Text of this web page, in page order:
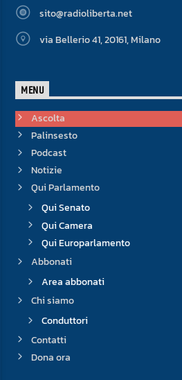
sito@radioliberta.net
via Bellerio 41, 20161, Milano
MENU
Ascolta
Palinsesto
Podcast
Notizie
Qui Parlamento
Qui Senato
Qui Camera
Qui Europarlamento
Abbonati
Area abbonati
Chi siamo
Conduttori
Contatti
Dona ora